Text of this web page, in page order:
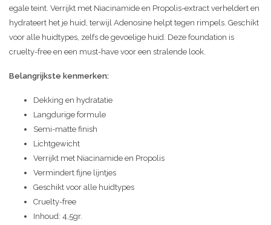
egale teint. Verrijkt met Niacinamide en Propolis-extract verheldert en
hydrateert het je huid, terwijl Adenosine helpt tegen rimpels. Geschikt
voor alle huidtypes, zelfs de gevoelige huid. Deze foundation is
cruelty-free en een must-have voor een stralende look.
Belangrijkste kenmerken:
Dekking en hydratatie
Langdurige formule
Semi-matte finish
Lichtgewicht
Verrijkt met Niacinamide en Propolis
Vermindert fijne lijntjes
Geschikt voor alle huidtypes
Cruelty-free
Inhoud: 4,5gr.